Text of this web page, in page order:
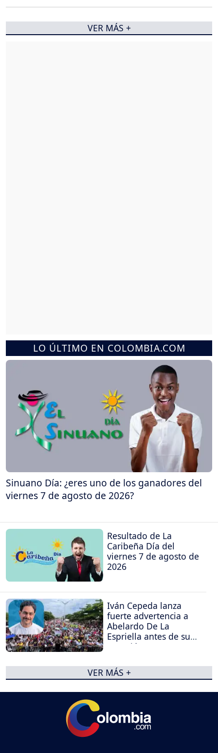
LO ÚLTIMO EN COLOMBIA.COM
Sinuano Día: ¿eres uno de los ganadores del
viernes 7 de agosto de 2026?
Resultado de La
Caribeña Día del
viernes 7 de agosto de
2026
Iván Cepeda lanza
fuerte advertencia a
Abelardo De La
Espriella antes de su
posesión
VER MÁS +
VER MÁS +